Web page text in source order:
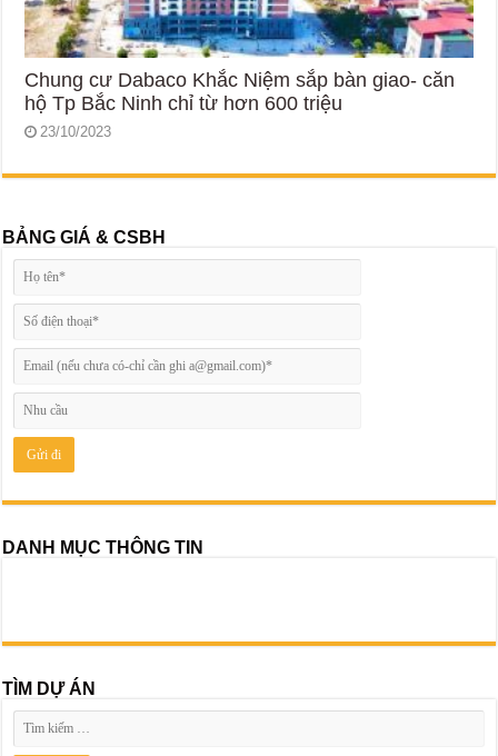
Chung cư Dabaco Khắc Niệm sắp bàn giao- căn
hộ Tp Bắc Ninh chỉ từ hơn 600 triệu
23/10/2023
BẢNG GIÁ & CSBH
DANH MỤC THÔNG TIN
TÌM DỰ ÁN